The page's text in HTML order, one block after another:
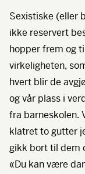
Sexistiske (eller
ikke reservert
hopper frem og
virkeligheten,
hvert blir de
og vår plass i
fra barneskolen.
klatret to gutter
gikk bort til dem
«Du kan være